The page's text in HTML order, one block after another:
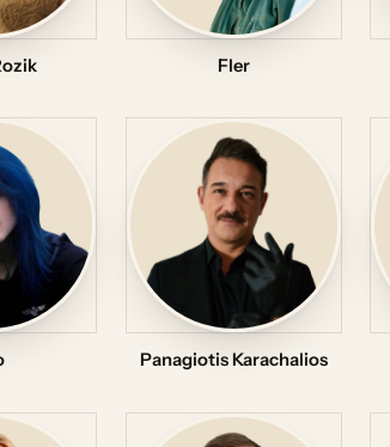
Fler
Panagiotis Karachalios